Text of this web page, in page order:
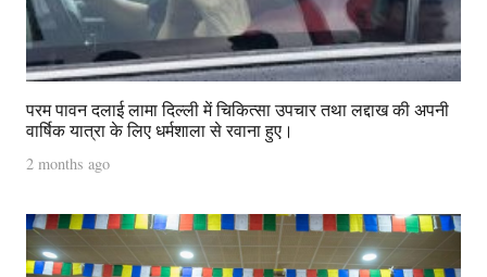
परम पावन दलाई लामा दिल्ली में चिकित्सा उपचार तथा लद्दाख की अपनी
वार्षिक यात्रा के लिए धर्मशाला से रवाना हुए।
2 months ago